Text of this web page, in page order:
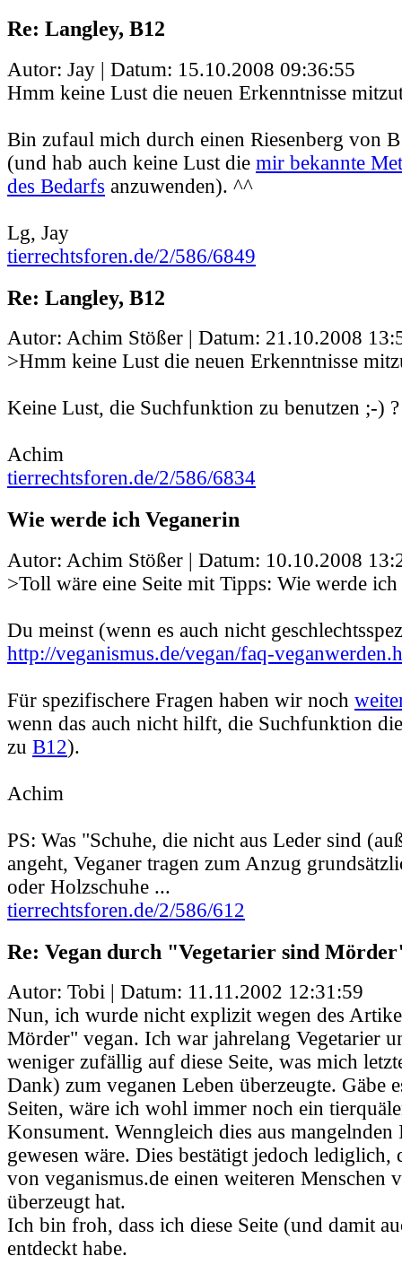
Re: Langley, B12
Autor: Jay | Datum: 15.10.2008 09:36:55
Hmm keine Lust die neuen Erkenntnisse
Bin zufaul mich durch einen Riesenberg von
(und hab auch keine Lust die mir bekannte
des Bedarfs anzuwenden). ^^
Lg, Jay
tierrechtsforen.de/2/586/6849
Re: Langley, B12
Autor: Achim Stößer | Datum: 21.10.2008
>Hmm keine Lust die neuen Erkenntnisse
Keine Lust, die Suchfunktion zu benutzen ;-) ?
Achim
tierrechtsforen.de/2/586/6834
Wie werde ich Veganerin
Autor: Achim Stößer | Datum: 10.10.2008
>Toll wäre eine Seite mit Tipps: Wie werde
Du meinst (wenn es auch nicht
http://veganismus.de/vegan/faq-
Für spezifischere Fragen haben wir noch
wenn das auch nicht hilft, die Suchfunktion
zu B12).
Achim
PS: Was "Schuhe, die nicht aus Leder sind
angeht, Veganer tragen zum Anzug
oder Holzschuhe ...
tierrechtsforen.de/2/586/612
Re: Vegan durch "Vegetarier sind
Autor: Tobi | Datum: 11.11.2002 12:31:59
Nun, ich wurde nicht explizit wegen des
Mörder" vegan. Ich war jahrelang Vegetarier
weniger zufällig auf diese Seite, was mich
Dank) zum veganen Leben überzeugte. Gäbe
Seiten, wäre ich wohl immer noch ein
Konsument. Wenngleich dies aus
gewesen wäre. Dies bestätigt jedoch lediglich,
von veganismus.de einen weiteren Menschen
überzeugt hat.
Ich bin froh, dass ich diese Seite (und damit
entdeckt habe.